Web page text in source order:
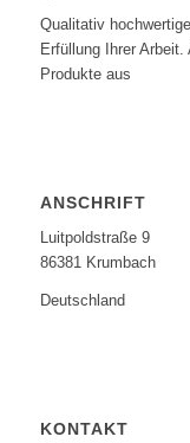
Qualitativ
Erfüllung Ihrer Arbeit.
Produkte aus
ANSCHRIFT
Luitpoldstraße 9
86381 Krumbach
Deutschland
KONTAKT